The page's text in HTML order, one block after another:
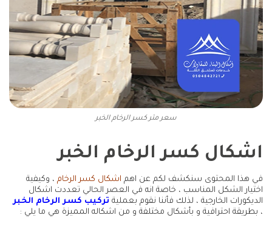
سعر متر كسر الرخام الخبر
اشكال كسر الرخام الخبر
في هذا المحتوى سنكشف لكم عن اهم اشكال كسر الرخام ، وكيفية
اختيار الشكل المناسب ، خاصة انه في العصر الحالي تعددت اشكال
الديكورات الخارجية ، لذلك فأننا نقوم بعملية تركيب كسر الرخام الخبر
، بطريقة احترافية و بأشكال مختلفة و من اشكاله المميزة هي ما يلي :